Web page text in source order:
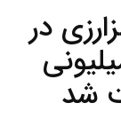
در
مدیر کانال ۱۱ میلیونی
شد